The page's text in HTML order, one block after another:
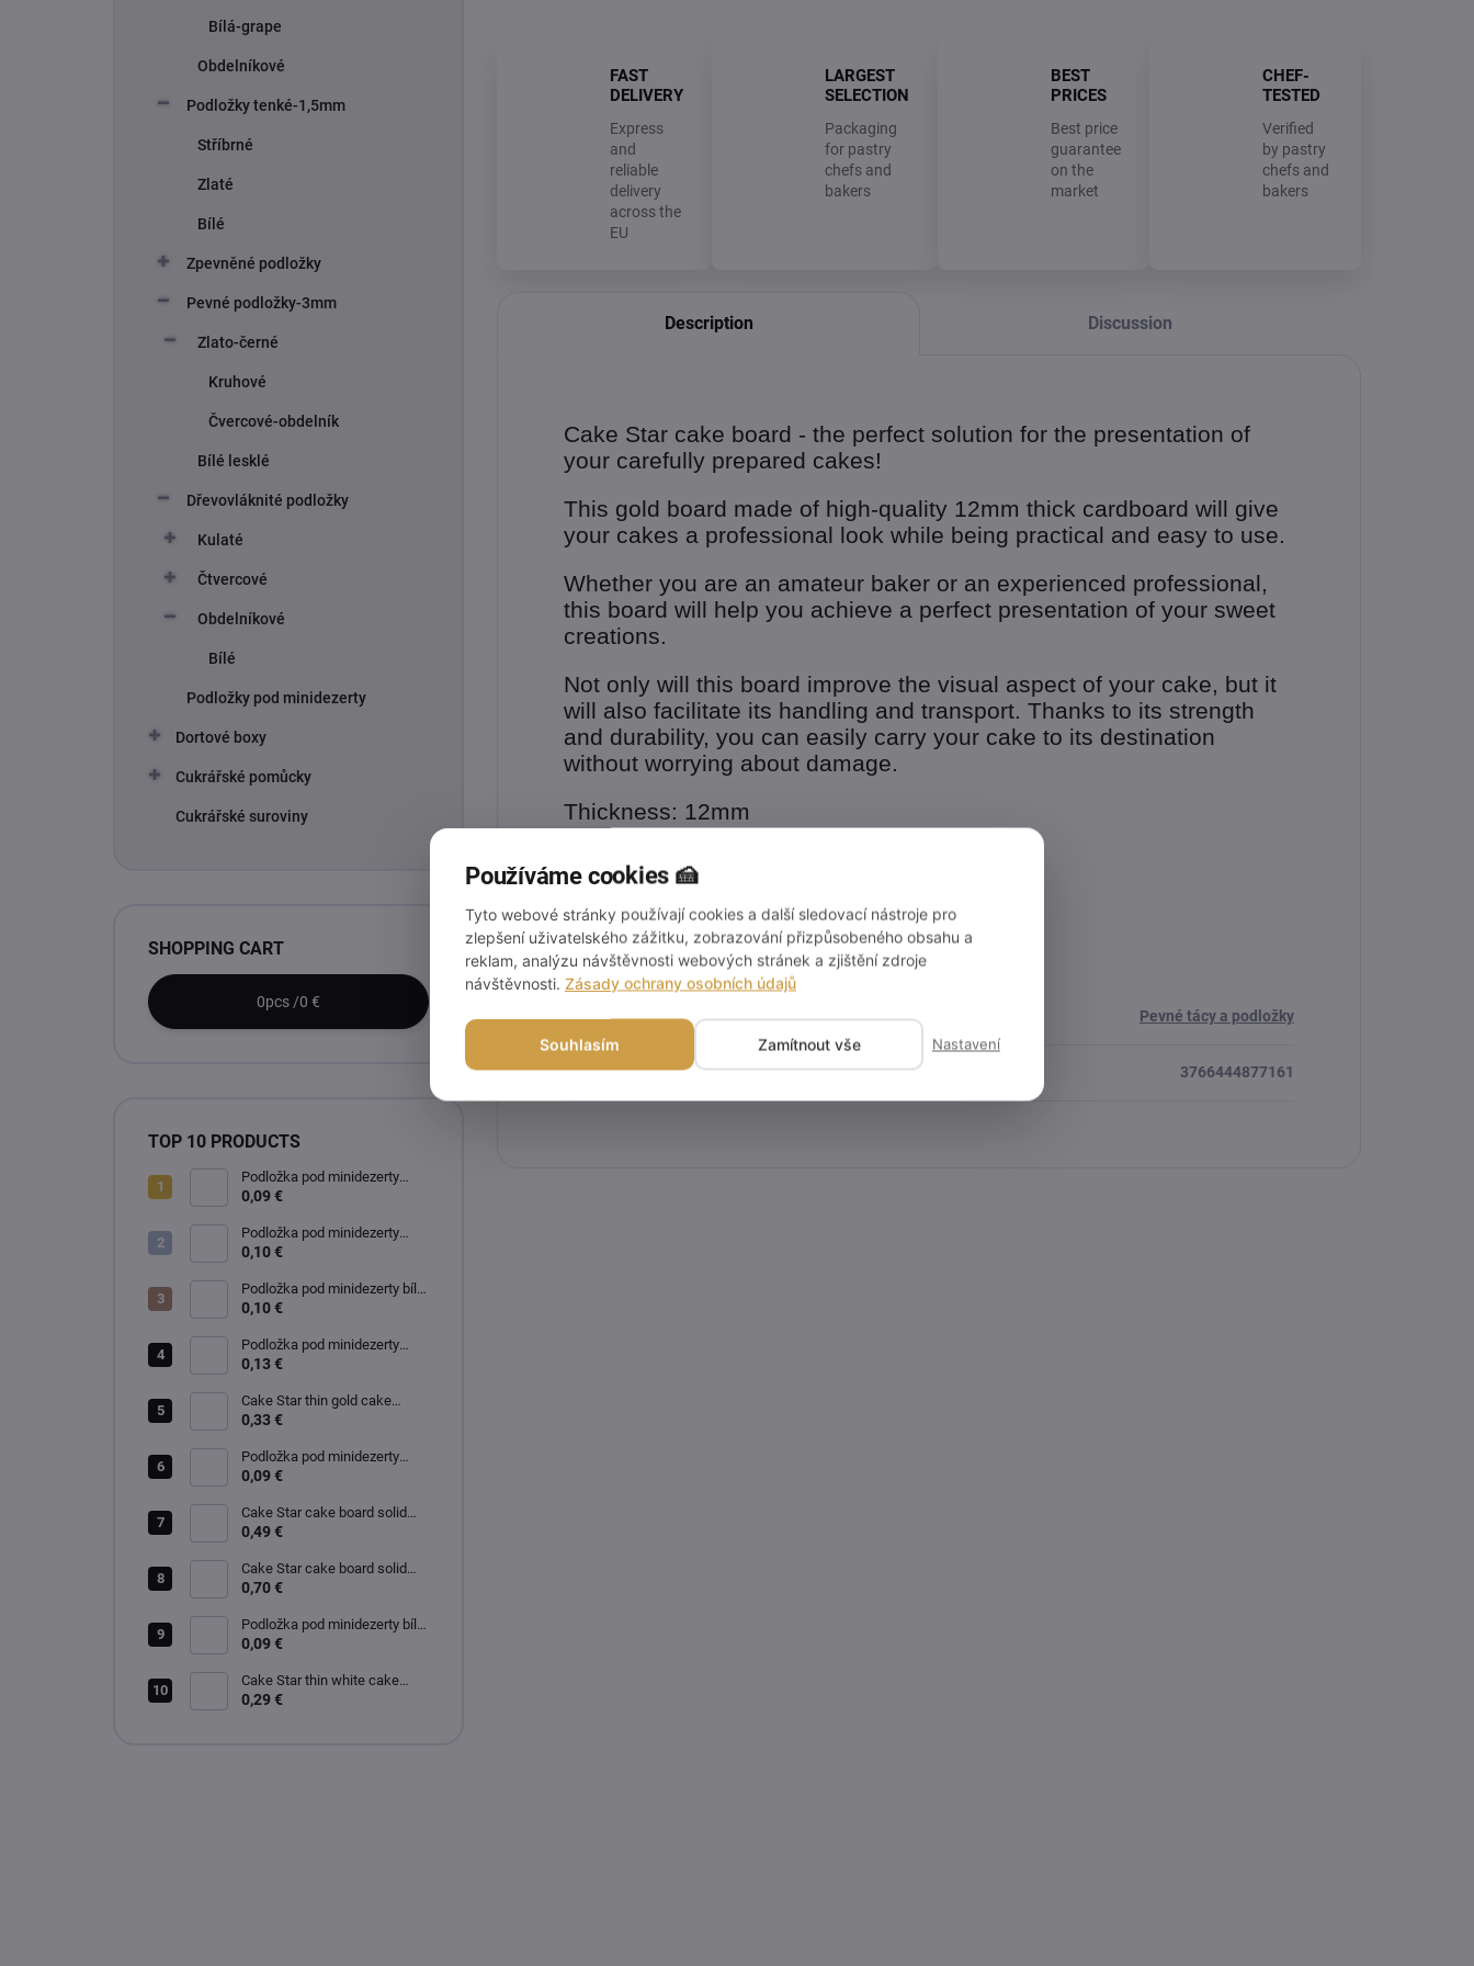
Bílá-grape
Obdelníkové
Podložky tenké-1,5mm
Stříbrné
Zlaté
Bílé
Zpevněné podložky
Pevné podložky-3mm
Zlato-černé
Kruhové
Čvercové-obdelník
Bílé lesklé
Dřevovláknité podložky
Kulaté
Čtvercové
Obdelníkové
Bílé
Podložky pod minidezerty
Dortové boxy
Cukrářské pomůcky
Cukrářské suroviny
SHOPPING CART
0pcs /0 €
TOP 10 PRODUCTS
Podložka pod minidezerty
zlato-černá kruh 8 cm
0,09 €
Podložka pod minidezerty
zlato-černá kruh 10 cm
0,10 €
Podložka pod minidezerty bílo-
černá kruh 10 cm
0,10 €
Podložka pod minidezerty
zlato-stříbrná kruh 12 cm
0,13 €
Cake Star thin gold cake
board 22 cm
0,33 €
Podložka pod minidezerty
zlato-stříbrná čtverec 9x9 cm
0,09 €
Cake Star cake board solid
white glossy 24cm
0,49 €
Cake Star cake board solid
white glossy 28cm
0,70 €
Podložka pod minidezerty bílo-
černé kruh 8 cm
0,09 €
Cake Star thin white cake
board 20 cm
0,29 €
FAST
DELIVERY
Express
and
reliable
delivery
across the
EU
LARGEST
SELECTION
Packaging
for pastry
chefs and
bakers
BEST
PRICES
Best price
guarantee
on the
market
CHEF-
TESTED
Verified
by pastry
chefs and
bakers
Description Discussion
Cake Star cake board - the perfect solution for the presentation of
your carefully prepared cakes!
This gold board made of high-quality 12mm thick cardboard will give
your cakes a professional look while being practical and easy to use.
Whether you are an amateur baker or an experienced professional,
this board will help you achieve a perfect presentation of your sweet
creations.
Not only will this board improve the visual aspect of your cake, but it
will also facilitate its handling and transport. Thanks to its strength
and durability, you can easily carry your cake to its destination
without worrying about damage.
Thickness: 12mm
Wholesale 5pcs per pack.
Additional parameters
Category: Pevné tácy a podložky
EAN: 3766444877161
Používáme cookies 🍰
Tyto webové stránky používají cookies a další sledovací nástroje pro
zlepšení uživatelského zážitku, zobrazování přizpůsobeného obsahu a
reklam, analýzu návštěvnosti webových stránek a zjištění zdroje
návštěvnosti. Zásady ochrany osobních údajů
Souhlasím Zamítnout vše Nastavení